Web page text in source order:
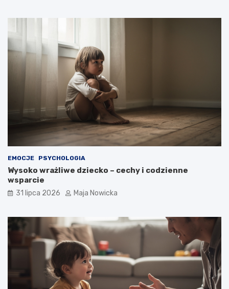
EMOCJE PSYCHOLOGIA
Wysoko wrażliwe dziecko – cechy i codzienne
wsparcie
31 lipca 2026 Maja Nowicka